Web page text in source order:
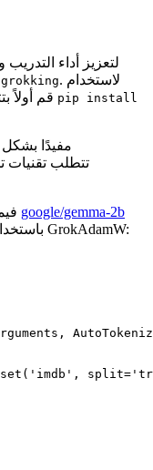
grokking . لاستخدام
pip install
تتطلب تقنيات
google/gemma-2b
بدقة على مجموعة بيانات IMDB باستخدام مُحسِّن GrokAdamW:
'imdb' , split=